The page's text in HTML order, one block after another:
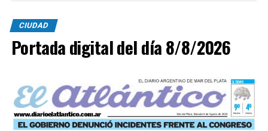
CIUDAD
Portada digital del día 8/8/2026